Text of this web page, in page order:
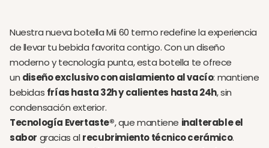
Nuestra nueva botella Mii 60 termo redefine la experiencia
de llevar tu bebida favorita contigo. Con un diseño
moderno y tecnología punta, esta botella te ofrece
un diseño exclusivo con aislamiento al vacío: mantiene
bebidas frías hasta 32h y calientes hasta 24h, sin
condensación exterior.
Tecnología Evertaste®, que mantiene inalterable el
sabor gracias al recubrimiento técnico cerámico.